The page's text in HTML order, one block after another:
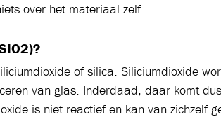
over het materiaal zelf.
of silica. Siliciumdioxide
van glas. Inderdaad, daar komt
is niet reactief en kan van zichzelf